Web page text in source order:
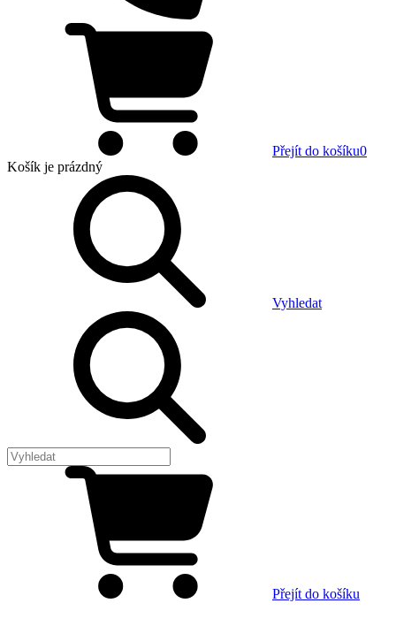
Přejít do košíku0
Košík je prázdný
Vyhledat
Přejít do košíku